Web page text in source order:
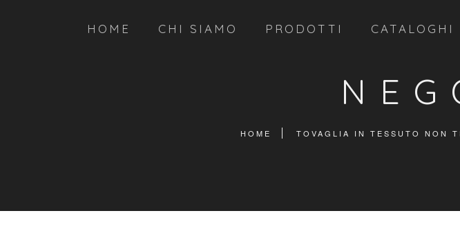
HOME CHI SIAMO PRODOTTI CATALOGHI
HOME TOVAGLIA IN TESSUTO NON